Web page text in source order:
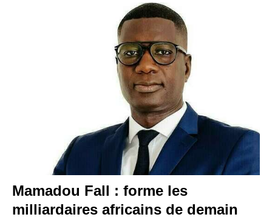
Mamadou Fall : forme les
milliardaires africains de demain